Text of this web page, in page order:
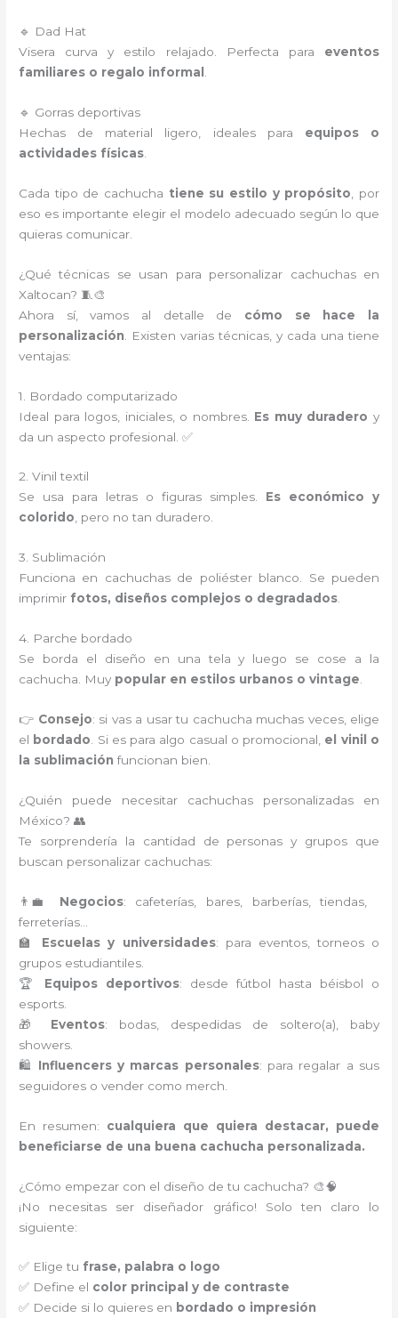
🔹 Dad Hat
Visera curva y estilo relajado. Perfecta para eventos
familiares o regalo informal
🔹 Gorras deportivas
Hechas de material ligero, ideales para equipos o
actividades físicas
Cada tipo de cachucha tiene su estilo y propósito , por
eso es importante elegir el modelo adecuado según lo que
quieras comunicar.
¿Qué técnicas se usan para personalizar cachuchas en
Xaltocan? 🧵🎨
Ahora sí, vamos al detalle de cómo se hace la
personalización . Existen varias técnicas, y cada una tiene
ventajas:
1. Bordado computarizado
Ideal para logos, iniciales, o nombres. Es muy duradero y
da un aspecto profesional. ✅
2. Vinil textil
Se usa para letras o figuras simples. Es económico y
colorido, pero no tan duradero.
3. Sublimación
Funciona en cachuchas de poliéster blanco. Se pueden
imprimir fotos, diseños complejos o degradados.
4. Parche bordado
Se borda el diseño en una tela y luego se cose a la
cachucha. Muy popular en estilos urbanos o vintage
👉 Consejo: si vas a usar tu cachucha muchas veces, elige
el bordado . Si es para algo casual o promocional, el vinil o
la sublimación funcionan bien.
¿Quién puede necesitar cachuchas personalizadas en
México? 👥
Te sorprendería la cantidad de personas y grupos que
buscan personalizar cachuchas:
👨‍💼 Negocios: cafeterías, bares, barberías, tiendas,
ferreterías…
🏫 Escuelas y universidades: para eventos, torneos o
grupos estudiantiles.
🏆 Equipos deportivos: desde fútbol hasta béisbol o
esports.
🎁 Eventos: bodas, despedidas de soltero(a), baby
showers.
🛍️ Influencers y marcas personales: para regalar a sus
seguidores o vender como merch.
En resumen: cualquiera que quiera destacar, puede
beneficiarse de una buena cachucha personalizada.
¿Cómo empezar con el diseño de tu cachucha? 🎨🧠
¡No necesitas ser diseñador gráfico! Solo ten claro lo
siguiente:
✅ Elige tu frase, palabra o logo
✅ Define el color principal y de contraste
✅ Decide si lo quieres en bordado o impresión